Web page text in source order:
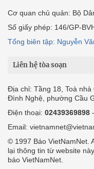
Cơ quan chủ quản: Bộ
Số giấy phép: 146/GP-
Tổng biên tập: Nguyễn
Liên hệ tòa soạn
Địa chỉ: Tầng 18, Toà
Đình Nghệ, phường Cầu
Điện thoại: 02439369898
Email:
© 1997 Báo VietNamNet.
lại thông tin từ website
báo VietNamNet.